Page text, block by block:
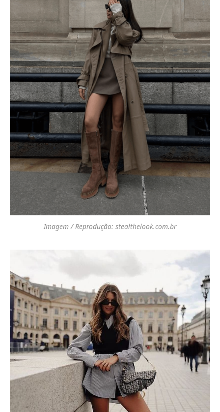
Imagem / Reprodução: stealthelook.com.br